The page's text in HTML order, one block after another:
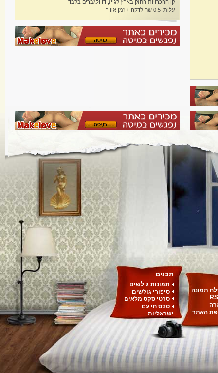
קו ההכרויות החזק בארץ לגייז, דו ולגברים בלבד
עלות: 0.5 שח לדקה + זמן אוויר
תמונה
האתר
תכנים
תמונות גולשים
סיפורי גולשים
סרטי סקס מלאים
סקס חי עם
ישראליות